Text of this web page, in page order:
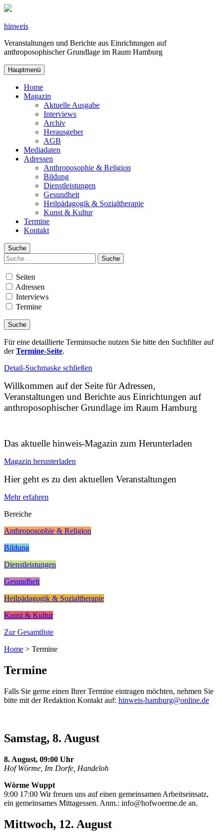
Zum
springen
hinweis
Veranstaltungen und Berichte aus Einrichtungen auf
anthroposophischer Grundlage im Raum Hamburg
Hauptmenü
Home
Magazin
Aktuelle Ausgabe
Interviews
Archiv
Herausgeber
AGB
Mediadaten
Adressen
Anthroposophie & Religion
Bildung
Dienstleistungen
Gesundheit
Heilpädagogik & Sozialtherapie
Kunst & Kultur
Termine
Kontakt
Suche
Suchen
nach:
Seiten
Adressen
Interviews
Termine
Für eine detaillierte Terminsuche nutzen Sie bitte den Suchfilter auf
derTermine-Seite.
Detail-Suchmaske schließen
Willkommen auf der Seite für Adressen,
Veranstaltungen und Berichte aus Einrichtungen auf
anthroposophischer Grundlage im Raum Hamburg
Das aktuelle hinweis-Magazin zum Herunterladen
Magazin herunterladen
Hier geht es zu den aktuellen Veranstaltungen
Mehr erfahren
Bereiche
Anthroposophie & Religion
Bildung
Dienstleistungen
Gesundheit
Heilpädagogik & Sozialtherapie
Kunst & Kultur
Zur Gesamtliste
Home > Termine
Termine
Falls Sie gerne einen Ihrer Termine eintragen möchten, nehmen Sie
bitte mit der Redaktion Kontakt auf: hinweis-hamburg@online.de
Samstag, 8. August
8. August, 09:00 Uhr
Hof Wörme, Im Dorfe, Handeloh
Wörme Wuppt
9:00 17:00 Wir freuen uns auf einen gemeinsamen Arbeitseinsatz,
ein gemeinsames Mittagessen. Anm.: info@hofwoerme.de an.
Mittwoch, 12. August